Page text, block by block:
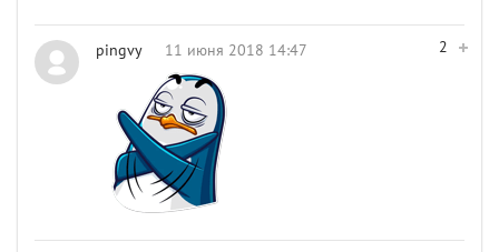
2
pingvy 11 июня 2018 14:47